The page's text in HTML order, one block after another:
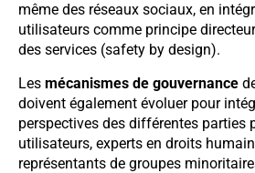
même des réseaux sociaux, en
utilisateurs comme principe
des services (safety by design).
Les mécanismes de gouvernance
doivent également évoluer pour
perspectives des différentes parties
utilisateurs, experts en droits
représentants de groupes